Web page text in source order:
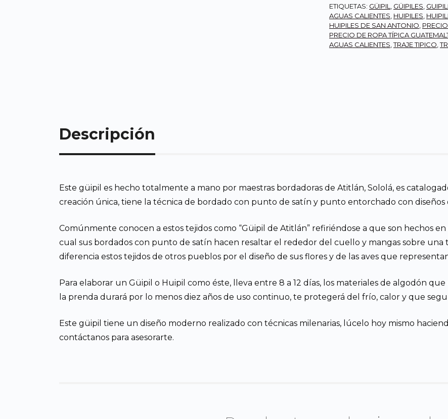
ETIQUETAS: GÜIPIL GÜIPILES
AGUAS CALIENTES HUIPILES
HUIPILES DE SAN ANTONIO
PRECIO DE ROPA TÍPICA
AGUAS CALIENTES ,TRAJE TIPICO ,
Descripción
Este güipil es hecho totalmente a mano por maestras bordadoras de Atitlán, Sololá, es
creación única, tiene la técnica de bordado con punto de satín y punto entorchado con
Comúnmente conocen a estos tejidos como “Güipil de Atitlán” refiriéndose a que son hechos
cual sus bordados con punto de satín hacen resaltar el rededor del cuello y mangas sobre una
diferencia estos tejidos de otros pueblos por el diseño de sus flores y de las aves que
Para elaborar un Güipil o Huipil como éste, lleva entre 8 a 12 días, los materiales de algodón
la prenda durará por lo menos diez años de uso continuo, te protegerá del frío, calor y que
Este güipil tiene un diseño moderno realizado con técnicas milenarias, lúcelo hoy mismo
contáctanos para asesorarte.